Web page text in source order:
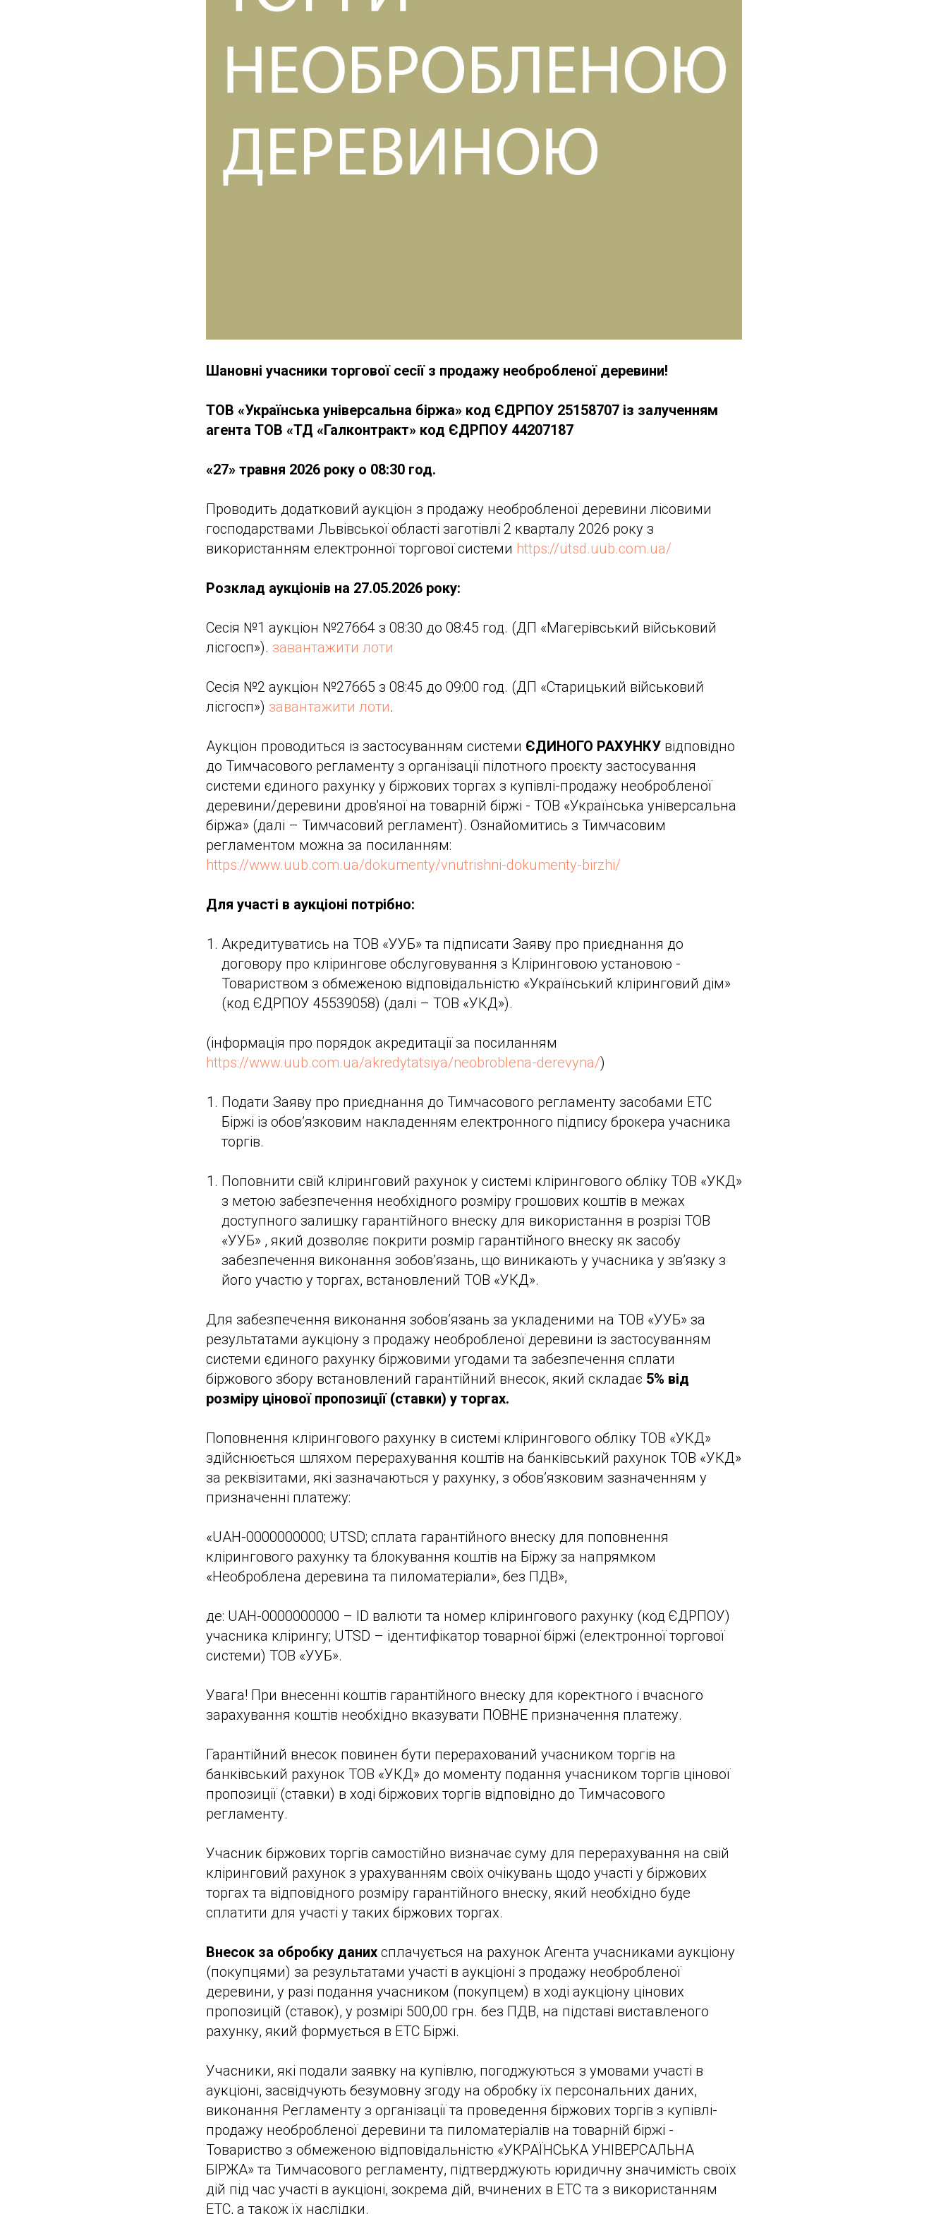
Шановні учасники торгової сесії з продажу необробленої деревини!
ТОВ «Українська універсальна біржа» код ЄДРПОУ 25158707 із залученням
агента ТОВ «ТД «Галконтракт» код ЄДРПОУ 44207187
«27» травня 2026 року о 08:30 год.
Проводить додатковий аукціон з продажу необробленої деревини лісовими
господарствами Львівської області заготівлі 2 кварталу 2026 року з
використанням електронної торгової системи https://utsd.uub.com.ua/
Розклад аукціонів на 27.05.2026 року:
Сесія №1 аукціон №27664 з 08:30 до 08:45 год. (ДП «Магерівський військовий
лісгосп»). завантажити лоти
Сесія №2 аукціон №27665 з 08:45 до 09:00 год. (ДП «Старицький військовий
лісгосп») завантажити лоти.
Аукціон проводиться із застосуванням системи ЄДИНОГО РАХУНКУ відповідно
до Тимчасового регламенту з організації пілотного проєкту застосування
системи єдиного рахунку у біржових торгах з купівлі-продажу необробленої
деревини/деревини дров'яної на товарній біржі - ТОВ «Українська універсальна
біржа» (далі – Тимчасовий регламент). Ознайомитись з Тимчасовим
регламентом можна за посиланням:
https://www.uub.com.ua/dokumenty/vnutrishni-dokumenty-birzhi/
Для участі в аукціоні потрібно:
Акредитуватись на ТОВ «УУБ» та підписати Заяву про приєднання до
договору про клірингове обслуговування з Кліринговою установою -
Товариством з обмеженою відповідальністю «Український кліринговий дім»
(код ЄДРПОУ 45539058) (далі – ТОВ «УКД»).
(інформація про порядок акредитації за посиланням
https://www.uub.com.ua/akredytatsiya/neobroblena-derevyna/)
Подати Заяву про приєднання до Тимчасового регламенту засобами ЕТС
Біржі із обов’язковим накладенням електронного підпису брокера учасника
торгів.
Поповнити свій кліринговий рахунок у системі клірингового обліку ТОВ «УКД»
з метою забезпечення необхідного розміру грошових коштів в межах
доступного залишку гарантійного внеску для використання в розрізі ТОВ
«УУБ» , який дозволяє покрити розмір гарантійного внеску як засобу
забезпечення виконання зобов’язань, що виникають у учасника у зв’язку з
його участю у торгах, встановлений ТОВ «УКД».
Для забезпечення виконання зобов’язань за укладеними на ТОВ «УУБ» за
результатами аукціону з продажу необробленої деревини із застосуванням
системи єдиного рахунку біржовими угодами та забезпечення сплати
біржового збору встановлений гарантійний внесок, який складає 5% від
розміру цінової пропозиції (ставки) у торгах.
Поповнення клірингового рахунку в системі клірингового обліку ТОВ «УКД»
здійснюється шляхом перерахування коштів на банківський рахунок ТОВ «УКД»
за реквізитами, які зазначаються у рахунку, з обов’язковим зазначенням у
призначенні платежу:
«UAH-0000000000; UTSD; сплата гарантійного внеску для поповнення
клірингового рахунку та блокування коштів на Біржу за напрямком
«Необроблена деревина та пиломатеріали», без ПДВ»,
де: UAH-0000000000 – ID валюти та номер клірингового рахунку (код ЄДРПОУ)
учасника клірингу; UTSD – ідентифікатор товарної біржі (електронної торгової
системи) ТОВ «УУБ».
Увага! При внесенні коштів гарантійного внеску для коректного і вчасного
зарахування коштів необхідно вказувати ПОВНЕ призначення платежу.
Гарантійний внесок повинен бути перерахований учасником торгів на
банківський рахунок ТОВ «УКД» до моменту подання учасником торгів цінової
пропозиції (ставки) в ході біржових торгів відповідно до Тимчасового
регламенту.
Учасник біржових торгів самостійно визначає суму для перерахування на свій
кліринговий рахунок з урахуванням своїх очікувань щодо участі у біржових
торгах та відповідного розміру гарантійного внеску, який необхідно буде
сплатити для участі у таких біржових торгах.
Внесок за обробку даних сплачується на рахунок Агента учасниками аукціону
(покупцями) за результатами участі в аукціоні з продажу необробленої
деревини, у разі подання учасником (покупцем) в ході аукціону цінових
пропозицій (ставок), у розмірі 500,00 грн. без ПДВ, на підставі виставленого
рахунку, який формується в ЕТС Біржі.
Учасники, які подали заявку на купівлю, погоджуються з умовами участі в
аукціоні, засвідчують безумовну згоду на обробку їх персональних даних,
виконання Регламенту з організації та проведення біржових торгів з купівлі-
продажу необробленої деревини та пиломатеріалів на товарній біржі -
Товариство з обмеженою відповідальністю «УКРАЇНСЬКА УНІВЕРСАЛЬНА
БІРЖА» та Тимчасового регламенту, підтверджують юридичну значимість своїх
дій під час участі в аукціоні, зокрема дій, вчинених в ЕТС та з використанням
ЕТС, а також їх наслідки.